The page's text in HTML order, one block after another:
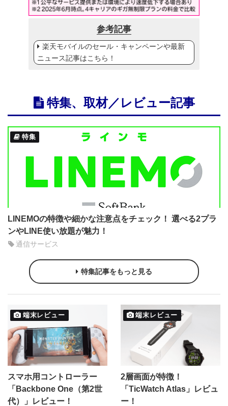
参考記事
楽天モバイルのセール・キャンペーンや最新
ニュース記事はこちら！
特集、取材／レビュー記事
特集
LINEMOの特徴や細かな注意点をチェック！ 選べる2プラ
ンやLINE使い放題が魅力！
通信サービス
特集記事をもっと見る
端末レビュー
スマホ用コントローラー
「Backbone One（第2世
代）」レビュー！
端末レビュー
2層画面が特徴！
「TicWatch Atlas」レビュ
ー！